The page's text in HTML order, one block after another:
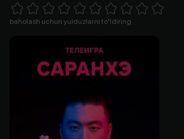
1 Star 2 Stars 3 Stars 4 Stars5 Stars 6 Stars7 Stars8 Stars
baholash uchun yulduzlarni to'ldiring